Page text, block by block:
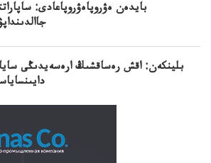
بايدەن ەۋروپاەۋروپاعادى:
بلينكەن: اقش رەساقشىڭ ارەسەيدىڭى